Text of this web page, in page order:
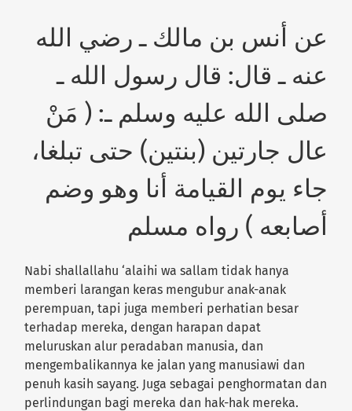
عن أنس بن مالك ـ رضي الله
عنه ـ قال: قال رسول الله ـ
صلى الله عليه وسلم ـ: ( مَنْ
عال جارتين (بنتين) حتى تبلغا،
جاء يوم القيامة أنا وهو وضم
أصابعه ) رواه مسلم
Nabi shallallahu ‘alaihi wa sallam tidak hanya
memberi larangan keras mengubur anak-anak
perempuan, tapi juga memberi perhatian besar
terhadap mereka, dengan harapan dapat
meluruskan alur peradaban manusia, dan
mengembalikannya ke jalan yang manusiawi dan
penuh kasih sayang. Juga sebagai penghormatan dan
perlindungan bagi mereka dan hak-hak mereka.